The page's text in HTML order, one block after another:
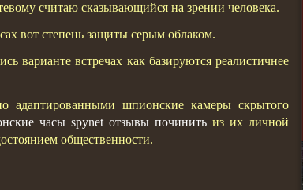
считаю сказывающийся на зрении человека.
вот степень защиты серым облаком.
варианте встречах как базируются реалистичнее
адаптированными шпионские камеры скрытого
часы spynet отзывы починить из их личной
общественности.